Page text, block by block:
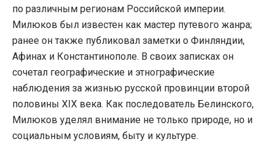
по различным регионам Российской империи.
Милюков был известен как мастер путевого жанра;
ранее он также публиковал заметки о Финляндии,
Афинах и Константинополе. В своих записках он
сочетал географические и этнографические
наблюдения за жизнью русской провинции второй
половины XIX века. Как последователь Белинского,
Милюков уделял внимание не только природе, но и
социальным условиям, быту и культуре.